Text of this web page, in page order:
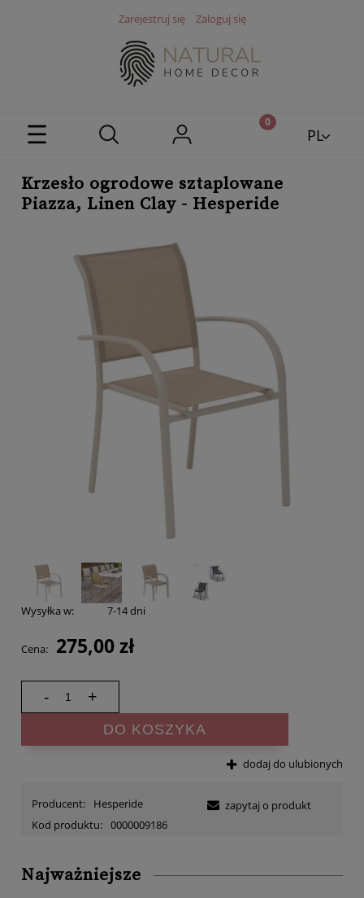
Zarejestruj się Zaloguj się
PL
Krzesło ogrodowe sztaplowane
Piazza, Linen Clay - Hesperide
Wysyłka w: 7-14 dni
Cena: 275,00 zł
- +
DO KOSZYKA
dodaj do ulubionych
Producent:
Hesperide
Kod produktu: 0000009186
zapytaj o produkt
Najważniejsze